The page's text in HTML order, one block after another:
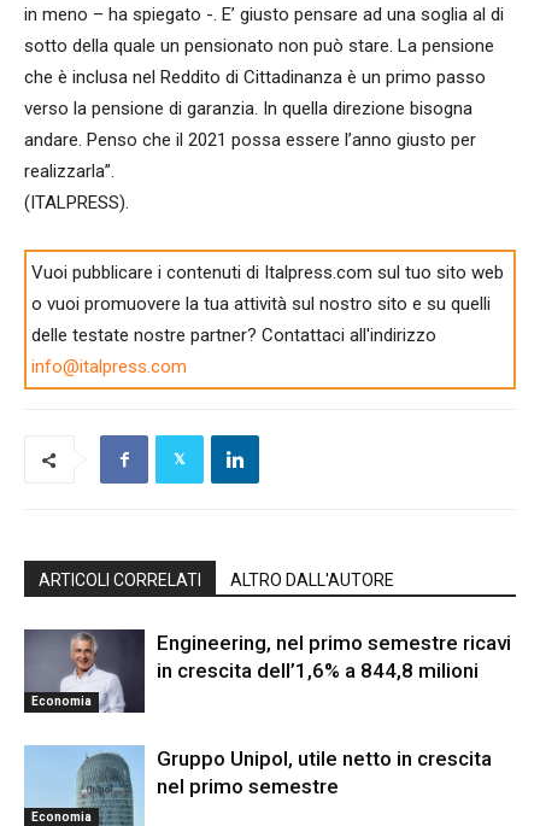
in meno – ha spiegato -. E’ giusto pensare ad una soglia al di
sotto della quale un pensionato non può stare. La pensione
che è inclusa nel Reddito di Cittadinanza è un primo passo
verso la pensione di garanzia. In quella direzione bisogna
andare. Penso che il 2021 possa essere l’anno giusto per
realizzarla”.
(ITALPRESS).
Vuoi pubblicare i contenuti di Italpress.com sul tuo sito web
o vuoi promuovere la tua attività sul nostro sito e su quelli
delle testate nostre partner? Contattaci all'indirizzo
info@italpress.com
ARTICOLI CORRELATI ALTRO DALL'AUTORE
Economia
Engineering, nel primo semestre ricavi
in crescita dell’1,6% a 844,8 milioni
Economia
Gruppo Unipol, utile netto in crescita
nel primo semestre